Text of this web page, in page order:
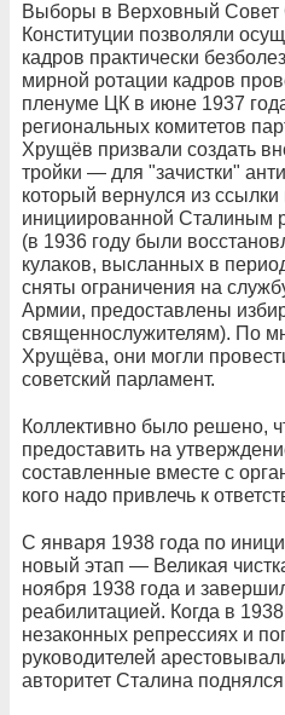
Выборы в Верховный
Конституции позволяли
кадров практически
мирной ротации кадров
пленуме ЦК в июне 1937
региональных комитетов
Хрущёв призвали создать
тройки — для "зачистки"
который вернулся из ссылки
инициированной Сталиным
(в 1936 году были
кулаков, высланных в
сняты ограничения на
Армии, предоставлены
священнослужителям). По
Хрущёва, они могли
советский парламент.
Коллективно было решено,
предоставить на
составленные вместе с
кого надо привлечь к
С января 1938 года по
новый этап — Великая
ноября 1938 года и
реабилитацией. Когда в
незаконных репрессиях и
руководителей
авторитет Сталина